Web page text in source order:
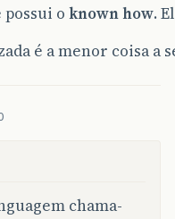
possui o known how.
é a menor coisa a
chama-